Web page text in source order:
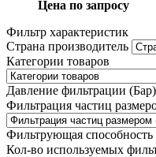
Цена по запросу
Фильтр характеристик
Страна производитель
Категории товаров
Давление фильтрации (Бар)
Фильтрация частиц
Фильтрующая способность
Кол-во используемых